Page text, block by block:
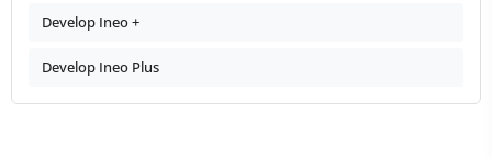
Develop Ineo +
Develop Ineo Plus